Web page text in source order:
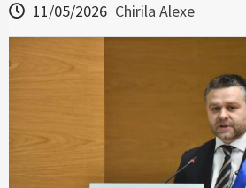
11/05/2026 Chirila Alexe